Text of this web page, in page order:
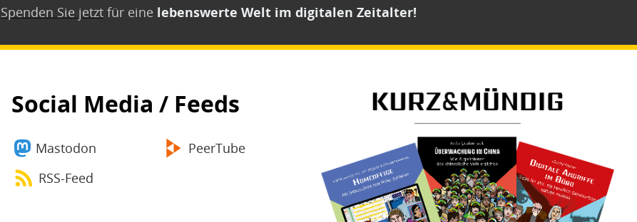
Spenden Sie jetzt für eine lebenswerte Welt im digitalen Zeitalter!
Social Media / Feeds
Mastodon
PeerTube
RSS-Feed